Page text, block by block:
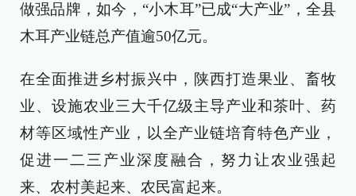
做强品牌，如今，“小木耳”已成“大产业”，全县
木耳产业链总产值逾50亿元。
在全面推进乡村振兴中，陕西打造果业、畜牧
业、设施农业三大千亿级主导产业和茶叶、药
材等区域性产业，以全产业链培育特色产业，
促进一二三产业深度融合，努力让农业强起
来、农村美起来、农民富起来。